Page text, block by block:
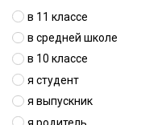
в 11 классе
в средней школе
в 10 классе
я студент
я выпускник
я родитель